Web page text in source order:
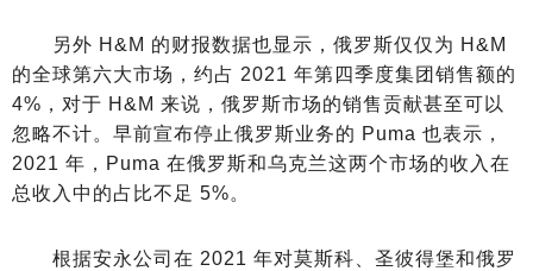
另外 H&M 的财报数据也显示，俄罗斯仅仅为 H&M
的全球第六大市场，约占 2021 年第四季度集团销售额的
4%，对于 H&M 来说，俄罗斯市场的销售贡献甚至可以
忽略不计。早前宣布停止俄罗斯业务的 Puma 也表示，
2021 年，Puma 在俄罗斯和乌克兰这两个市场的收入在
总收入中的占比不足 5%。
根据安永公司在 2021 年对莫斯科、圣彼得堡和俄罗